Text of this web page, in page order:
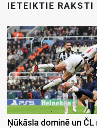
IETEIKTIE RAKSTI
Ņūkāsla dominē un